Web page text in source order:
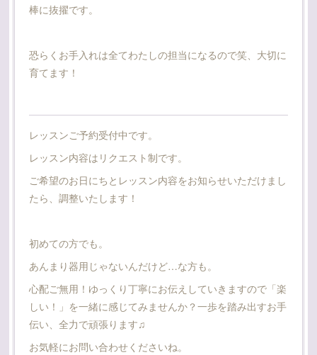
棒に抜擢です。
恐らくお手入れは全てわたしの担当になるので笑、大切に
育てます！
レッスンご予約受付中です。
レッスン内容はリクエスト制です。
ご希望のお日にちとレッスン内容をお知らせいただけまし
たら、調整いたします！
初めての方でも。
あんまり器用じゃないんだけど…な方も。
心配ご無用！ゆっくり丁寧にお伝えしていきますので「楽
しい！」を一緒に感じてみませんか？一歩を踏み出すお手
伝い、全力で頑張ります♫
お気軽にお問い合わせくださいね。